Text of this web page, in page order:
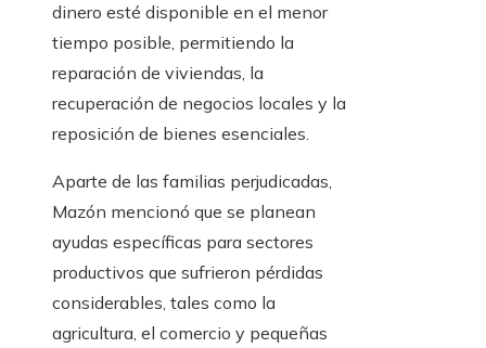
dinero esté disponible en el menor
tiempo posible, permitiendo la
reparación de viviendas, la
recuperación de negocios locales y la
reposición de bienes esenciales.
Aparte de las familias perjudicadas,
Mazón mencionó que se planean
ayudas específicas para sectores
productivos que sufrieron pérdidas
considerables, tales como la
agricultura, el comercio y pequeñas